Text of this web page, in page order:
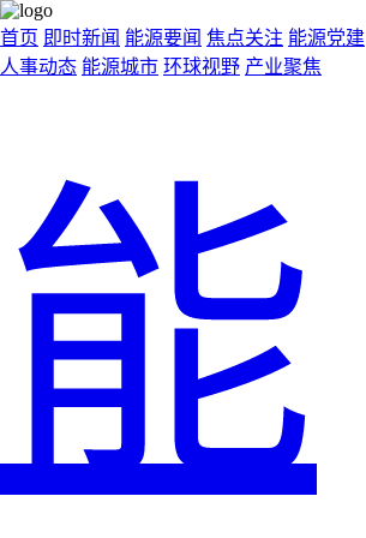
首页 即时新闻 能源要闻 焦点关注 能源党建
人事动态 能源城市 环球视野 产业聚焦
能